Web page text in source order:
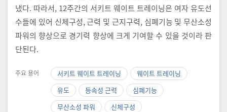
냈다. 따라서, 12주간의 서키트 웨이트 트레이닝은 여자 유도선
수들에 있어 신체구성, 근력 및 근지구력, 심폐기능 및 무산소성
파워의 향상으로 경기력 향상에 크게 기여할 수 있을 것이라 판
단된다.
주요 용어 서키트 웨이트 트레이닝
웨이트 트레이닝
유도
등속성 근력
심폐기능
무산소성 파워
신체구성